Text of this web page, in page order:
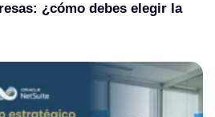
¿cómo debes elegir la